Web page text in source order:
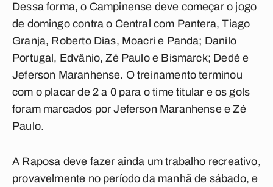
Dessa forma, o Campinense deve começar o jogo
de domingo contra o Central com Pantera, Tiago
Granja, Roberto Dias, Moacri e Panda; Danilo
Portugal, Edvânio, Zé Paulo e Bismarck; Dedé e
Jeferson Maranhense. O treinamento terminou
com o placar de 2 a 0 para o time titular e os gols
foram marcados por Jeferson Maranhense e Zé
Paulo.
A Raposa deve fazer ainda um trabalho recreativo,
provavelmente no período da manhã de sábado, e